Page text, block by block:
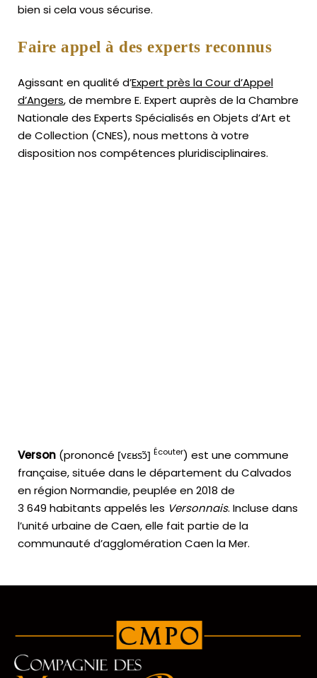
bien si cela vous sécurise.
Faire appel à des experts reconnus
Agissant en qualité d’Expert près la Cour d’Appel
d’Angers, de membre E. Expert auprès de laChambre
Nationale des Experts Spécialisés en Objets d’Art et
de Collection (CNES),nous mettons à votre
disposition nos compétences pluridisciplinaires.
Verson (prononcé [vɛʁsɔ̃] Écouter) est une commune
française, située dans le département du Calvados
en région Normandie, peuplée en 2018 de
3 649 habitants appelés les Versonnais. Incluse dans
l’unité urbaine de Caen, elle fait partie de la
communauté d’agglomération Caen la Mer.